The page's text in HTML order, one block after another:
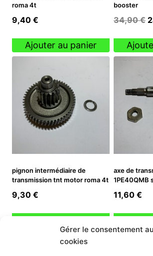
Gérer le consentement
cookies
roma 4t
9,40 €
Ajouter au panier
booster
34,90€
pignon intermédiaire de
transmission tnt motor roma 4t
9,30 €
axe de
1PE40QMB
11,60 €